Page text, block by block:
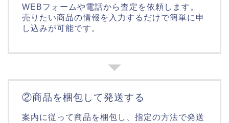
WEBフォームや電話から査定を依頼します。
売りたい商品の情報を入力するだけで簡単に申
し込みが可能です。
②商品を梱包して発送する
案内に従って商品を梱包し、指定の方法で発送